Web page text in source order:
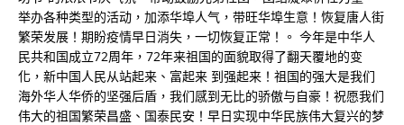
举办各种类型的活动，加添华埠人气，带旺华埠生意！恢复唐人街
繁荣发展！期盼疫情早日消失，一切恢复正常！。 今年是中华人
民共和国成立72周年，72年来祖国的面貌取得了翻天覆地的变
化，新中国人民从站起来、富起来 到强起来！祖国的强大是我们
海外华人华侨的坚强后盾，我们感到无比的骄傲与自豪！祝愿我们
伟大的祖国繁荣昌盛、国泰民安！早日实现中华民族伟大复兴的梦